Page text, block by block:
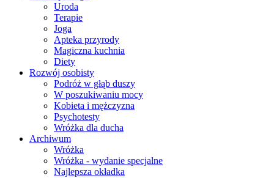
Uroda
Terapie
Joga
Apteka przyrody
Magiczna kuchnia
Diety
Rozwój osobisty
Podróż w głąb duszy
W poszukiwaniu mocy
Kobieta i mężczyzna
Psychotesty
Wróżka dla ducha
Archiwum
Wróżka
Wróżka - wydanie specjalne
Najlepsza okładka